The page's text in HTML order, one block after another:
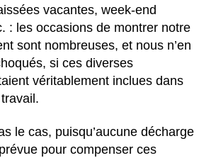
vacantes, week-end
: les occasions de montrer notre
sont nombreuses, et nous n’en
si ces diverses
véritablement inclues dans
le cas, puisqu’aucune décharge
pour compenser ces